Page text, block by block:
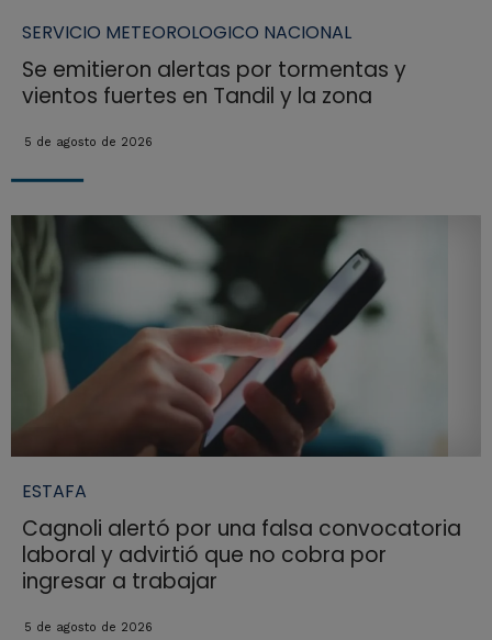
SERVICIO METEOROLOGICO NACIONAL
Se emitieron alertas por tormentas y
vientos fuertes en Tandil y la zona
5 de agosto de 2026
ESTAFA
Cagnoli alertó por una falsa convocatoria
laboral y advirtió que no cobra por
ingresar a trabajar
5 de agosto de 2026